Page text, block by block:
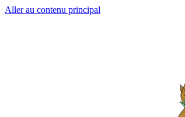
Aller au contenu principal